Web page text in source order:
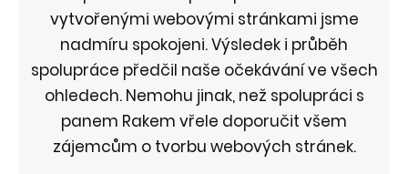
vytvořenými webovými stránkami jsme
nadmíru spokojeni. Výsledek i průběh
spolupráce předčil naše očekávání ve všech
ohledech. Nemohu jinak, než spolupráci s
panem Rakem vřele doporučit všem
zájemcům o tvorbu webových stránek.